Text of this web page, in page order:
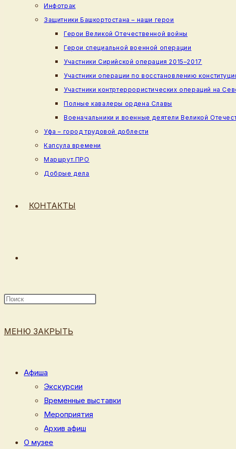
Инфотрак
Защитники Башкортостана – наши герои
Герои Великой Отечественной войны
Герои специальной военной операции
Участники Сирийской операция 2015–2017
Участники операции по восстановлению
Участники контртеррористических операций на
Полные кавалеры ордена Славы
Военачальники и военные деятели Великой
Уфа – город трудовой доблести
Капсула времени
Маршрут.ПРО
Добрые дела
КОНТАКТЫ
ВЕБ-
МЕНЮ ЗАКРЫТЬ
Афиша
Экскурсии
Временные выставки
Мероприятия
Архив афиш
О музее